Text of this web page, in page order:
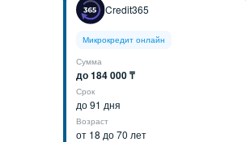
Credit365
Микрокредит онлайн
Сумма
до 184 000 ₸
Срок
до 91 дня
Возраст
от 18 до 70 лет